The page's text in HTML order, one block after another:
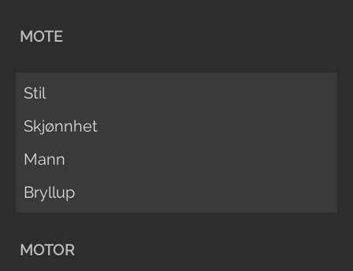
MOTE
Stil
Skjønnhet
Mann
Bryllup
MOTOR